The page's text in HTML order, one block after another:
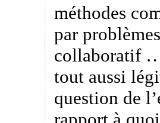
méthodes
par
collaboratif
tout aussi
question de